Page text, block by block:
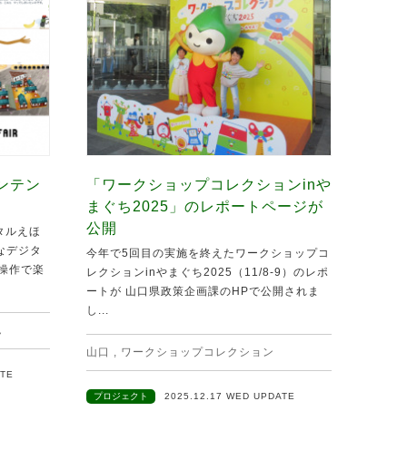
テン
ルえほ
デジタ
作で楽
「ワークショップコレクションinや
まぐち2025」のレポートページが
公開
今年で5回目の実施を終えたワークショップコ
レクションinやまぐち2025（11/8-9）のレポ
ートが 山口県政策企画課のHPで公開されま
し...
山口 , ワークショップコレクション
プロジェクト 2025.12.17 WED UPDATE